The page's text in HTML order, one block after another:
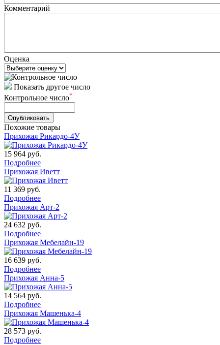
Комментарий
Оценка
Показать другое число
Контрольное число*
Похожие товары
Прихожая Рикардо-4У
15 964 руб.
Подробнее
Прихожая Иветт
11 369 руб.
Подробнее
Прихожая Арт-2
24 632 руб.
Подробнее
Прихожая Мебелайн-19
16 639 руб.
Подробнее
Прихожая Анна-5
14 564 руб.
Подробнее
Прихожая Машенька-4
28 573 руб.
Подробнее